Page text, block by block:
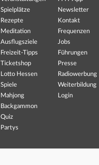
Spielplätze
Rezepte
Meditation
Ausflugsziele
Freizeit-Tipps
Ticketshop
Lotto Hessen
Spiele
Mahjong
Backgammon
Quiz
Partys
Newsletter
Kontakt
Frequenzen
Jobs
Führungen
Presse
Radiowerbung
Weiterbildung
Login